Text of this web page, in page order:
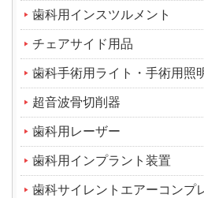
歯科用インスツルメント
チェアサイド用品
歯科手術用ライト・手術用照
超音波骨切削器
歯科用レーザー
歯科用インプラント装置
歯科サイレントエアーコンプ